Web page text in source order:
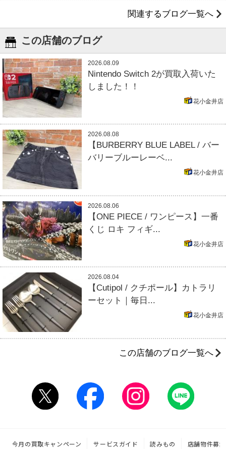
関連するブログ一覧へ
この店舗のブログ
2026.08.09
Nintendo Switch 2が買取入荷いた
しました！！
花小金井店
2026.08.08
【BURBERRY BLUE LABEL / バー
バリーブルーレーベ...
花小金井店
2026.08.06
【ONE PIECE / ワンピース】一番
くじ ロキ フィギ...
花小金井店
2026.08.04
【Cutipol / クチポール】カトラリ
ーセット｜毎日...
花小金井店
この店舗のブログ一覧へ
今月の買取キャンペーン サービスガイド 読みもの 店舗物件募集